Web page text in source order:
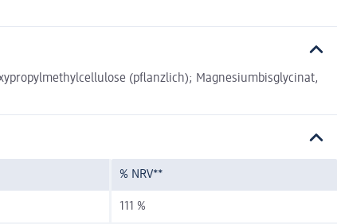
(pflanzlich); Magnesiumbisglycinat,
% NRV**
111 %